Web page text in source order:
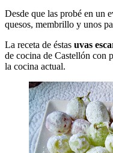
Desde que las probé en un
quesos, membrillo y unos
La receta de éstas uvas
de cocina de Castellón con
la cocina actual.